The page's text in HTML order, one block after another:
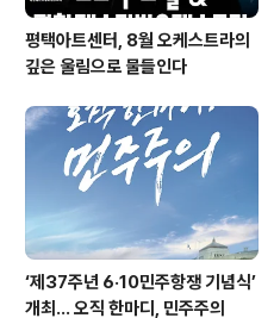
평택아트센터, 8월 오케스트라의
깊은 울림으로 물들인다
‘제37주년 6·10민주항쟁 기념식’
개최… 오직 한마디, 민주주의